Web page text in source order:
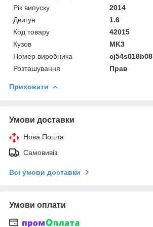
Рік випуску
2014
Двигун
1.6
Код товару
42015
Кузов
MK3
Номер виробника
cj54s018b08
Розташування
Прав
Приховати
Умови доставки
Нова Пошта
Самовивіз
Всі умови доставки
Умови оплати